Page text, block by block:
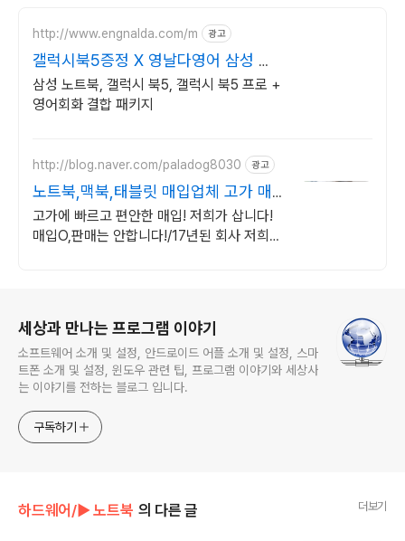
http://www.engnalda.com/m 광고
갤럭시북5증정 X 영날다영어 삼성 갤
럭시북5 프로 신제품
삼성 노트북, 갤럭시 북5, 갤럭시 북5 프로 +
영어회화 결합 패키지
http://blog.naver.com/paladog8030 광고
노트북,맥북,태블릿 매입업체 고가 매
입 회사
고가에 빠르고 편안한 매입! 저희가 삽니다!
매입O,판매는 안합니다!/17년된 회사 저희가
세상과 만나는 프로그램 이야기
소프트웨어 소개 및 설정, 안드로이드 어플 소개 및 설정, 스마
트폰 소개 및 설정, 윈도우 관련 팁, 프로그램 이야기와 세상사
는 이야기를 전하는 블로그 입니다.
구독하기
하드웨어/► 노트북 의 다른 글 더보기